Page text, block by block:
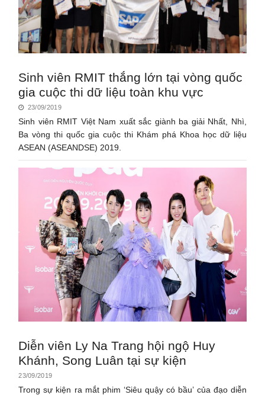
Sinh viên RMIT thắng lớn tại vòng quốc
gia cuộc thi dữ liệu toàn khu vực
23/09/2019
Sinh viên RMIT Việt Nam xuất sắc giành ba giải Nhất, Nhì,
Ba vòng thi quốc gia cuộc thi Khám phá Khoa học dữ liệu
ASEAN (ASEANDSE) 2019.
Diễn viên Ly Na Trang hội ngộ Huy
Khánh, Song Luân tại sự kiện
23/09/2019
Trong sự kiện ra mắt phim ‘Siêu quậy có bầu’ của đạo diễn